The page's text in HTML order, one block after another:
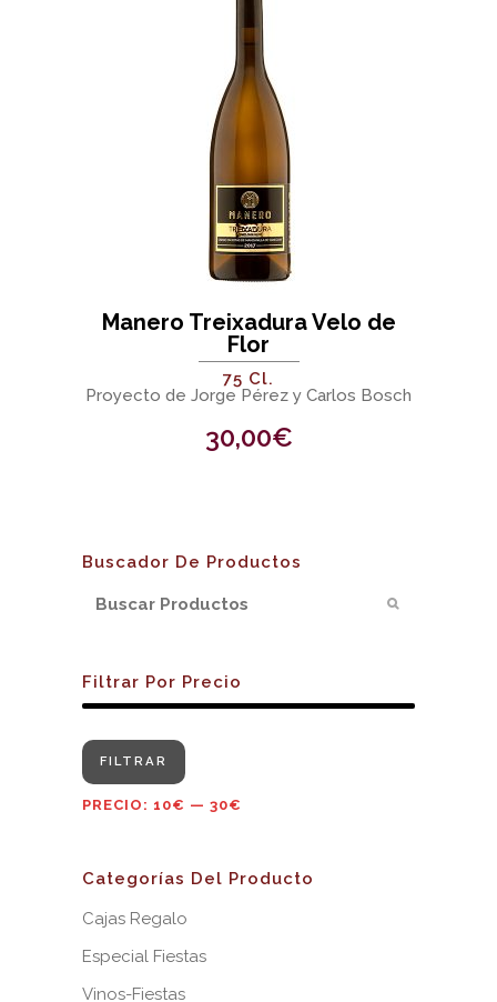
Manero Treixadura Velo de
Flor
75 Cl.
Proyecto de Jorge Pérez y Carlos Bosch
30,00€
Buscador De Productos
Filtrar Por Precio
Precio
mínimo
Precio
máximo
FILTRAR
PRECIO: 10€ — 30€
Categorías Del Producto
Cajas Regalo
Especial Fiestas
Vinos-Fiestas